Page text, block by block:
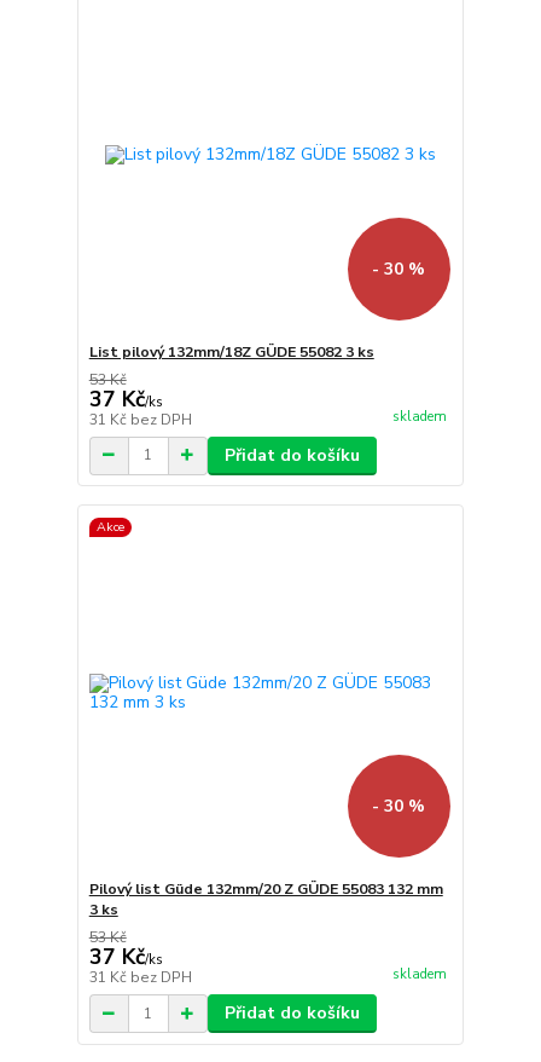
- 30 %
List pilový 132mm/18Z GÜDE 55082 3 ks
53 Kč
37 Kč/ks
31 Kč bez DPH skladem
Přidat do košíku
Akce
- 30 %
Pilový list Güde 132mm/20 Z GÜDE 55083 132 mm
3 ks
53 Kč
37 Kč/ks
31 Kč bez DPH skladem
Přidat do košíku